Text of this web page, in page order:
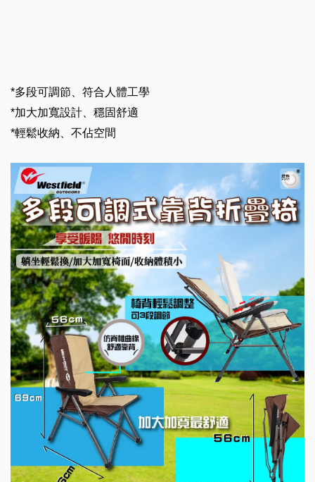
*多段可調節、符合人體工學
*加大加寬設計、穩固舒適
*輕鬆收納、不佔空間